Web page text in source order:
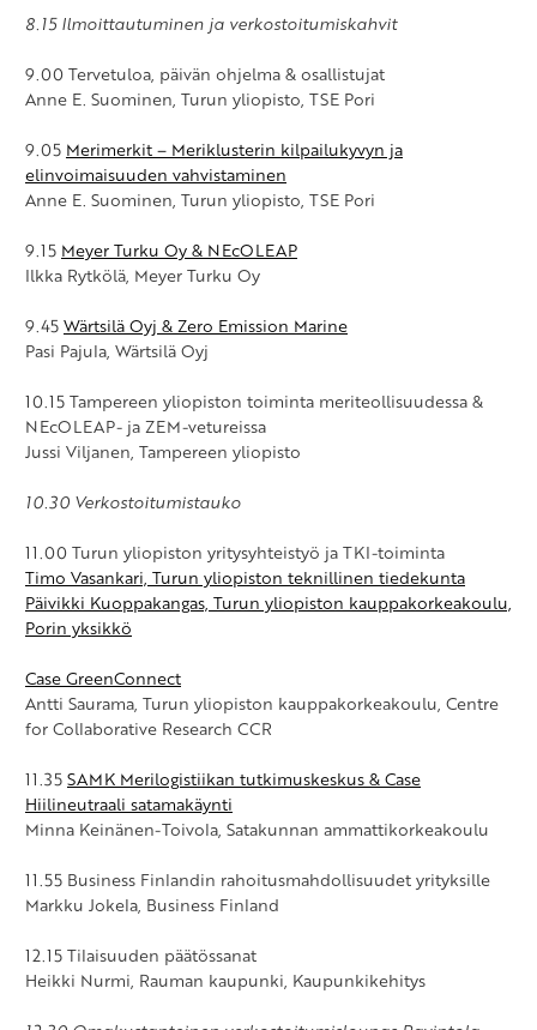
8.15 Ilmoittautuminen ja verkostoitumiskahvit
9.00 Tervetuloa, päivän ohjelma & osallistujat
Anne E. Suominen, Turun yliopisto, TSE Pori
9.05 Merimerkit – Meriklusterin kilpailukyvyn ja
elinvoimaisuuden vahvistaminen
Anne E. Suominen, Turun yliopisto, TSE Pori
9.15 Meyer Turku Oy & NEcOLEAP
Ilkka Rytkölä, Meyer Turku Oy
9.45Wärtsilä Oyj & Zero Emission Marine
Pasi Pajula, Wärtsilä Oyj
10.15 Tampereen yliopiston toiminta meriteollisuudessa &
NEcOLEAP- ja ZEM-vetureissa
Jussi Viljanen, Tampereen yliopisto
10.30 Verkostoitumistauko
11.00 Turun yliopiston yritysyhteistyö ja TKI-toiminta
Timo Vasankari, Turun yliopiston teknillinen tiedekunta
Päivikki Kuoppakangas, Turun yliopiston kauppakorkeakoulu,
Porin yksikkö
Case GreenConnect
Antti Saurama, Turun yliopiston kauppakorkeakoulu, Centre
for Collaborative Research CCR
11.35SAMK Merilogistiikan tutkimuskeskus & Case
Hiilineutraali satamakäynti
Minna Keinänen-Toivola, Satakunnan ammattikorkeakoulu
11.55 Business Finlandin rahoitusmahdollisuudet yrityksille
Markku Jokela, Business Finland
12.15 Tilaisuuden päätössanat
Heikki Nurmi, Rauman kaupunki, Kaupunkikehitys